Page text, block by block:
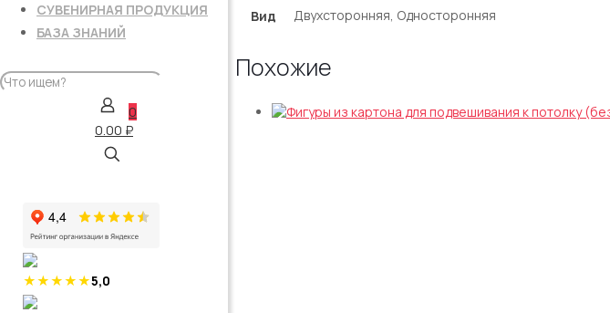
СУВЕНИРНАЯ ПРОДУКЦИЯ
БАЗА ЗНАНИЙ
0
0.00 ₽
5,0
Вид
Двухсторонняя, Односторонняя
Похожие